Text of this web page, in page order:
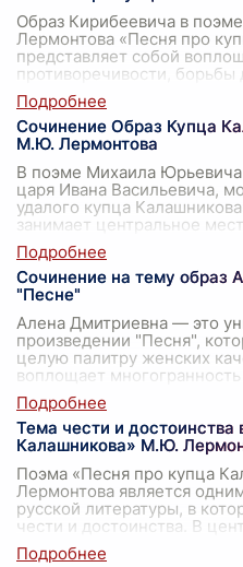
Образ Кирибеевича в
Лермонтова «Песня про
представляет собой
противоречивости, борьбы
...
Сочинение Образ Купца
М.Ю. Лермонтова
В поэме Михаила
царя Ивана Васильевича,
удалого купца
занимает центральное
Сочинение на тему образ
"Песне"
Алена Дмитриевна — это
произведении "Песня",
целую палитру женских
воплощает
Тема чести и
Калашникова» М.Ю.
Поэма «Песня про купца
Лермонтова является
русской литературы, в
чести и достоинства. В